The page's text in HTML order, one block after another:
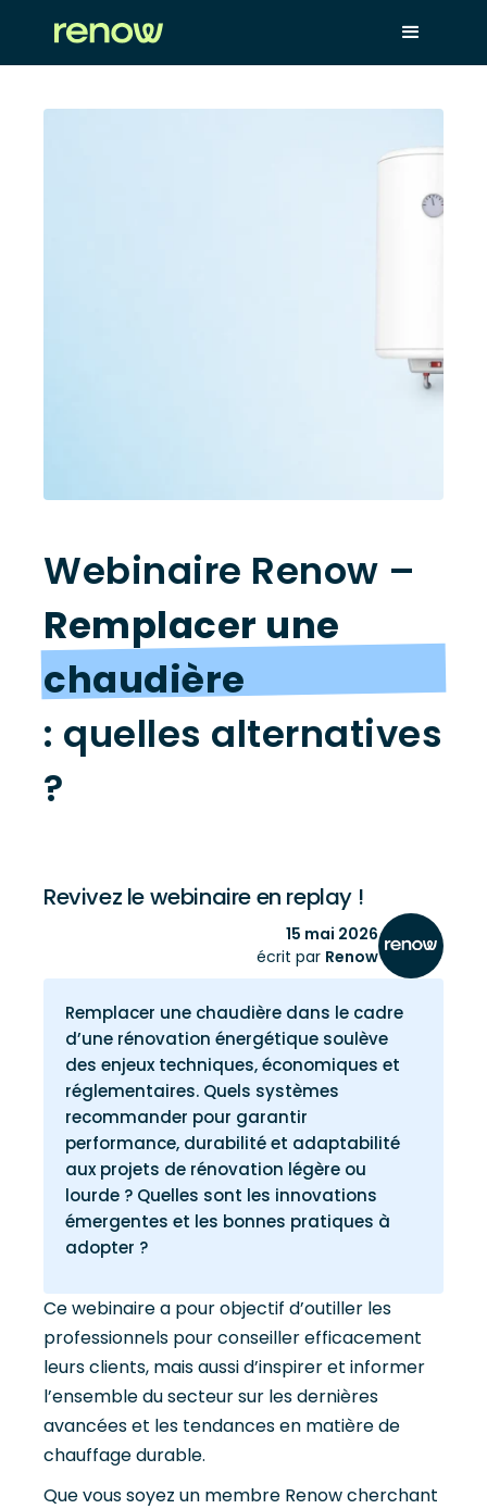
Webinaire Renow –
Remplacer une
chaudière
: quelles alternatives
?
Revivez le webinaire en replay !
15 mai 2026
écrit par Renow
Remplacer une chaudière dans le cadre
d’une rénovation énergétique soulève
des enjeux techniques, économiques et
réglementaires. Quels systèmes
recommander pour garantir
performance, durabilité et adaptabilité
aux projets de rénovation légère ou
lourde ? Quelles sont les innovations
émergentes et les bonnes pratiques à
adopter ?
Ce webinaire a pour objectif d’outiller les
professionnels pour conseiller efficacement
leurs clients, mais aussi d’inspirer et informer
l’ensemble du secteur sur les dernières
avancées et les tendances en matière de
chauffage durable.
Que vous soyez un membre Renow cherchant